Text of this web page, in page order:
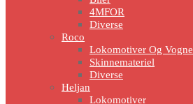
4MFOR
Diverse
Roco
Lokomotiver Og Vogne
Skinnemateriel
Diverse
Heljan
Lokomotiver